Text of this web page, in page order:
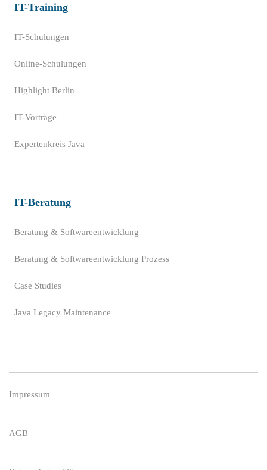
IT-Training
IT-Schulungen
Online-Schulungen
Highlight Berlin
IT-Vorträge
Expertenkreis Java
IT-Beratung
Beratung & Softwareentwicklung
Beratung & Softwareentwicklung Prozess
Case Studies
Java Legacy Maintenance
Impressum
AGB